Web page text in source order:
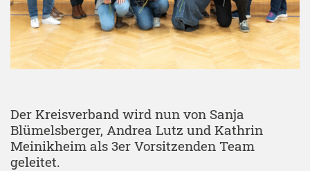
Der Kreisverband wird nun von Sanja
Blümelsberger, Andrea Lutz und Kathrin
Meinikheim als 3er Vorsitzenden Team
geleitet.